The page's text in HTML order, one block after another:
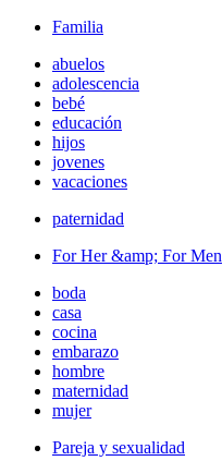
Familia
abuelos
adolescencia
bebé
educación
hijos
jovenes
vacaciones
paternidad
For Her &amp; For Men
boda
casa
cocina
embarazo
hombre
maternidad
mujer
Pareja y sexualidad